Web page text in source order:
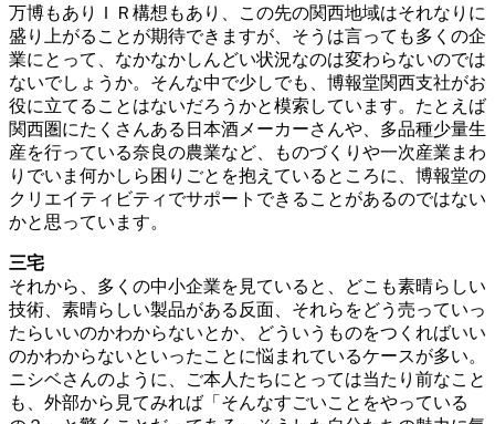
万博もありＩＲ構想もあり、この先の関西地域はそれなりに
盛り上がることが期待できますが、そうは言っても多くの企
業にとって、なかなかしんどい状況なのは変わらないのでは
ないでしょうか。そんな中で少しでも、博報堂関西支社がお
役に立てることはないだろうかと模索しています。たとえば
関西圏にたくさんある日本酒メーカーさんや、多品種少量生
産を行っている奈良の農業など、ものづくりや一次産業まわ
りでいま何かしら困りごとを抱えているところに、博報堂の
クリエイティビティでサポートできることがあるのではない
かと思っています。
三宅
それから、多くの中小企業を見ていると、どこも素晴らしい
技術、素晴らしい製品がある反面、それらをどう売っていっ
たらいいのかわからないとか、どういうものをつくればいい
のかわからないといったことに悩まれているケースが多い。
ニシベさんのように、ご本人たちにとっては当たり前なこと
も、外部から見てみれば「そんなすごいことをやっている